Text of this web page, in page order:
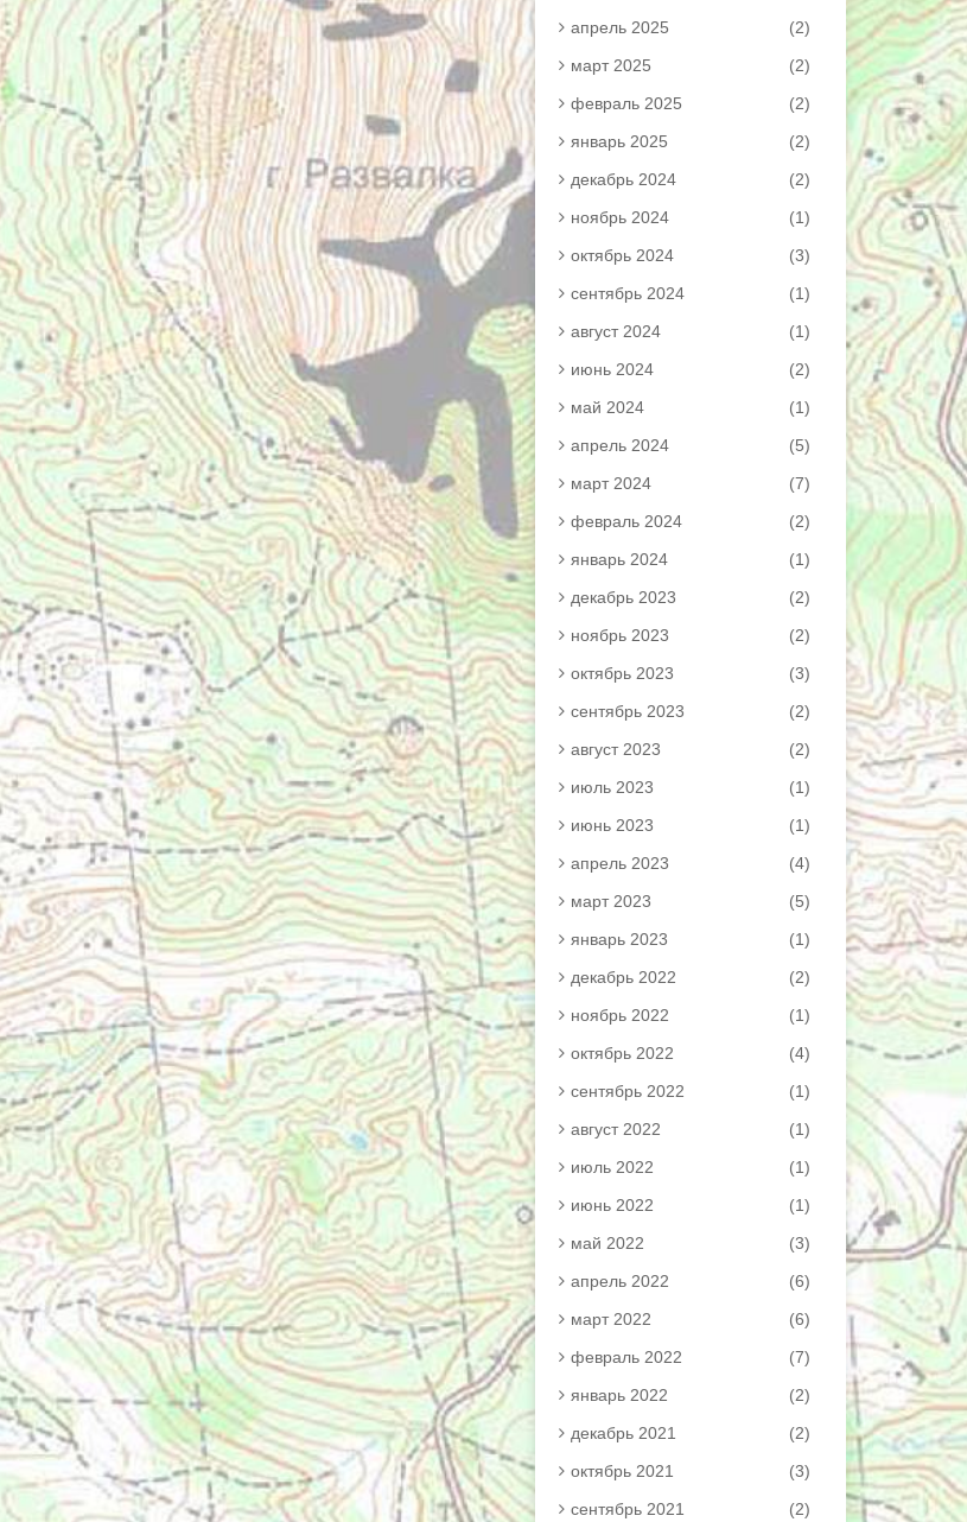
апрель 2025
(2)
март 2025
(2)
февраль 2025
(2)
январь 2025
(2)
декабрь 2024
(2)
ноябрь 2024
(1)
октябрь 2024
(3)
сентябрь 2024
(1)
август 2024
(1)
июнь 2024
(2)
май 2024
(1)
апрель 2024
(5)
март 2024
(7)
февраль 2024
(2)
январь 2024
(1)
декабрь 2023
(2)
ноябрь 2023
(2)
октябрь 2023
(3)
сентябрь 2023
(2)
август 2023
(2)
июль 2023
(1)
июнь 2023
(1)
апрель 2023
(4)
март 2023
(5)
январь 2023
(1)
декабрь 2022
(2)
ноябрь 2022
(1)
октябрь 2022
(4)
сентябрь 2022
(1)
август 2022
(1)
июль 2022
(1)
июнь 2022
(1)
май 2022
(3)
апрель 2022
(6)
март 2022
(6)
февраль 2022
(7)
январь 2022
(2)
декабрь 2021
(2)
октябрь 2021
(3)
сентябрь 2021
(2)